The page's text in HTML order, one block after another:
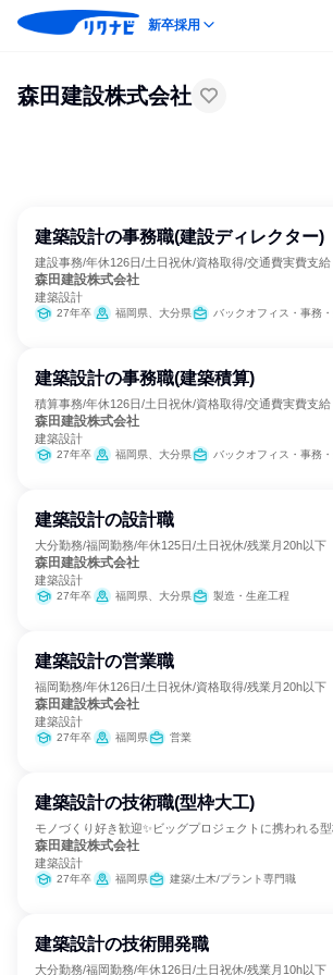
新卒採用
森田建設株式会社
建築設計の事務職(建設ディレクター)
建設事務/年休126日/土日祝休/資格取得/交通費実費支給
森田建設株式会社
建築設計
27年卒 福岡県、大分県 バックオフィス・事務
建築設計の事務職(建築積算)
積算事務/年休126日/土日祝休/資格取得/交通費実費支給
森田建設株式会社
建築設計
27年卒 福岡県、大分県 バックオフィス・事務・受付
建築設計の設計職
大分勤務/福岡勤務/年休125日/土日祝休/残業月20h以下
森田建設株式会社
建築設計
27年卒 福岡県、大分県 製造・生産工程
建築設計の営業職
福岡勤務/年休126日/土日祝休/資格取得/残業月20h以下
森田建設株式会社
建築設計
27年卒 福岡県 営業
建築設計の技術職(型枠大工)
モノづくり好き歓迎✨ビッグプロジェクトに携われる
森田建設株式会社
建築設計
27年卒 福岡県 建築/土木/プラント専門職
建築設計の技術開発職
大分勤務/福岡勤務/年休126日/土日祝休/残業月10h以下